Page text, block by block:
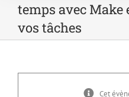
temps avec
vos tâches
Cet